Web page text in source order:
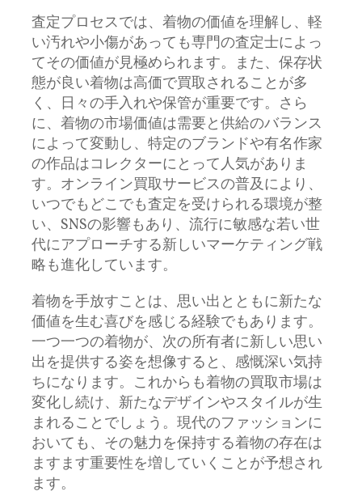
査定プロセスでは、着物の価値を理解し、軽
い汚れや小傷があっても専門の査定士によっ
てその価値が見極められます。また、保存状
態が良い着物は高価で買取されることが多
く、日々の手入れや保管が重要です。さら
に、着物の市場価値は需要と供給のバランス
によって変動し、特定のブランドや有名作家
の作品はコレクターにとって人気がありま
す。オンライン買取サービスの普及により、
いつでもどこでも査定を受けられる環境が整
い、SNSの影響もあり、流行に敏感な若い世
代にアプローチする新しいマーケティング戦
略も進化しています。
着物を手放すことは、思い出とともに新たな
価値を生む喜びを感じる経験でもあります。
一つ一つの着物が、次の所有者に新しい思い
出を提供する姿を想像すると、感慨深い気持
ちになります。これからも着物の買取市場は
変化し続け、新たなデザインやスタイルが生
まれることでしょう。現代のファッションに
おいても、その魅力を保持する着物の存在は
ますます重要性を増していくことが予想され
ます。